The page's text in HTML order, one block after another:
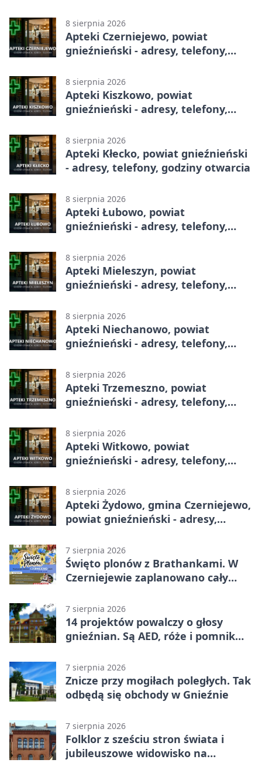
8 sierpnia 2026
Apteki Czerniejewo, powiat
gnieźnieński - adresy, telefony,
8 sierpnia 2026
Apteki Kiszkowo, powiat
gnieźnieński - adresy, telefony,
8 sierpnia 2026
Apteki Kłecko, powiat gnieźnieński
- adresy, telefony, godziny otwarcia
8 sierpnia 2026
Apteki Łubowo, powiat
gnieźnieński - adresy, telefony,
8 sierpnia 2026
Apteki Mieleszyn, powiat
gnieźnieński - adresy, telefony,
8 sierpnia 2026
Apteki Niechanowo, powiat
gnieźnieński - adresy, telefony,
8 sierpnia 2026
Apteki Trzemeszno, powiat
gnieźnieński - adresy, telefony,
8 sierpnia 2026
Apteki Witkowo, powiat
gnieźnieński - adresy, telefony,
8 sierpnia 2026
Apteki Żydowo, gmina Czerniejewo,
powiat gnieźnieński - adresy,
7 sierpnia 2026
Święto plonów z Brathankami. W
Czerniejewie zaplanowano cały
7 sierpnia 2026
14 projektów powalczy o głosy
gnieźnian. Są AED, róże i pomnik
7 sierpnia 2026
Znicze przy mogiłach poległych. Tak
odbędą się obchody w Gnieźnie
7 sierpnia 2026
Folklor z sześciu stron świata i
jubileuszowe widowisko na